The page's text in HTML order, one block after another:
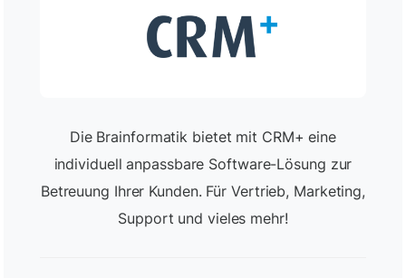
Die Brainformatik bietet mit CRM+ eine
individuell anpassbare Software-Lösung zur
Betreuung Ihrer Kunden. Für Vertrieb, Marketing,
Support und vieles mehr!